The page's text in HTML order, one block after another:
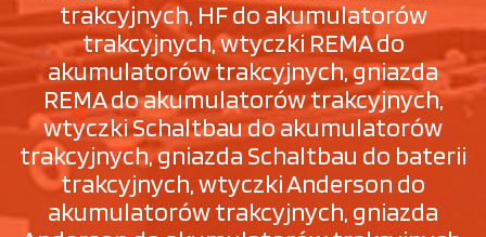
trakcyjnych, HF do akumulatorów
trakcyjnych, wtyczki REMA do
akumulatorów trakcyjnych, gniazda
REMA do akumulatorów trakcyjnych,
wtyczki Schaltbau do akumulatorów
trakcyjnych, gniazda Schaltbau do baterii
trakcyjnych, wtyczki Anderson do
akumulatorów trakcyjnych, gniazda